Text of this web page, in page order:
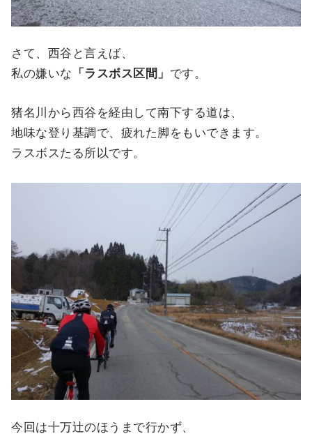
さて、西谷と言えば、
私の嫌いな
「ラスボス区間」 です。
猪名川から西谷を経由して南下する道は、
地味な登り基調で、疲れた脚をもいできます。
ラスボスたる所以です。
今回は十万辻のほうまで行かず、